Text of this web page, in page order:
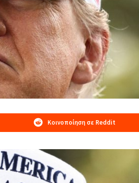
Κοινοποίηση σε Reddit